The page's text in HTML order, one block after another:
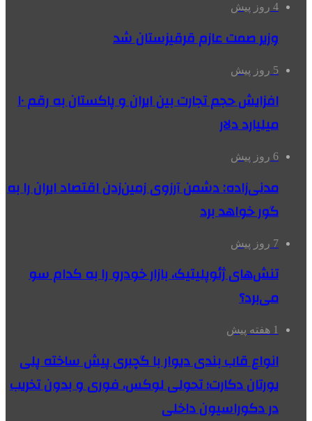
4 روز پیش
وزیر صمت عازم قرقیزستان شد
5 روز پیش
افزایش حجم تجارت بین ایران و پاکستان به رقم ۱۰
میلیارد دلار
6 روز پیش
مدنی‌زاده: دشمن آرزوی زمین‌زدن اقتصاد ایران را به
گور خواهد برد
7 روز پیش
تنش‌های ژئوپلیتیک، بازار خودرو را به کدام سو
می‌برد؟
1 هفته پیش
انواع قاب بندی دیوار با گچبری پیش ساخته پلی
یورتان دکارت؛ تحولی لوکس، فوری و بدون تخریب
در دکوراسیون داخلی